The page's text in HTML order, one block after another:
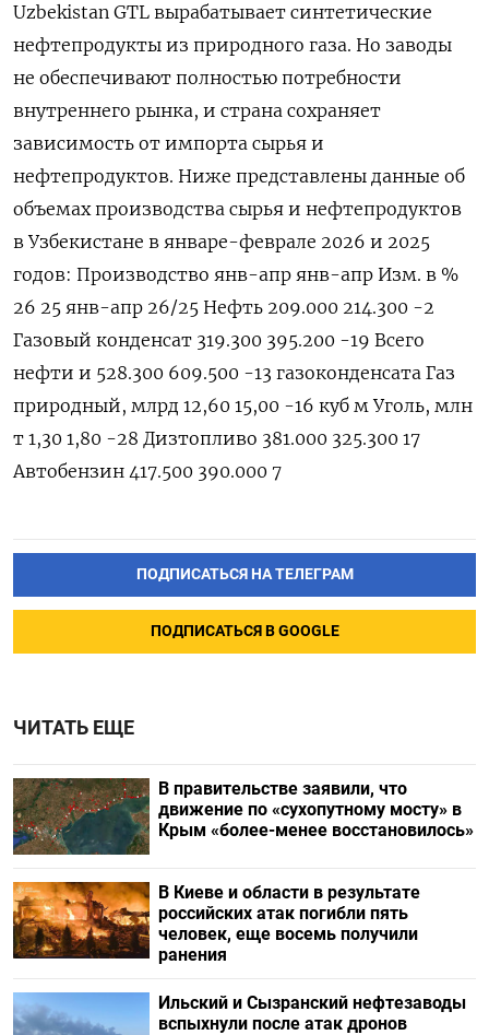
Uzbekistan GTL вырабатывает синтетические
нефтепродукты из природного газа. Но заводы
не обеспечивают полностью потребности
внутреннего рынка, и страна сохраняет
зависимость от импорта сырья ​и
нефтепродуктов. Ниже ⁠представлены данные об
объемах производства сырья и ‌нефтепродуктов
в Узбекистане в январе-феврале ‌2026 и 2025
годов: Производство янв-апр янв-апр Изм. в %
26 25 янв-апр 26/25 Нефть 209.000 214.300 -2
Газовый ​конденсат 319.300 395.200 -19 Всего
нефти и 528.300 609.500 -13 газоконденсата Газ
природный, млрд 12,60 15,00 -16 куб ‌м Уголь, млн
т 1,30 1,80 -28 Дизтопливо 381.000 325.300 17
Автобензин 417.500 390.000 7
ПОДПИСАТЬСЯ НА ТЕЛЕГРАМ
ПОДПИСАТЬСЯ В GOOGLE
ЧИТАТЬ ЕЩЕ
В правительстве заявили, что
движение по «сухопутному мосту» в
Крым «более-менее восстановилось»
В Киеве и области в результате
российских атак погибли пять
человек, еще восемь получили
ранения
Ильский и Сызранский нефтезаводы
вспыхнули после атак дронов